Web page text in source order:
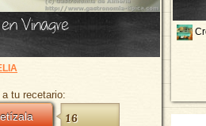
Vinagre
tu recetario:
16